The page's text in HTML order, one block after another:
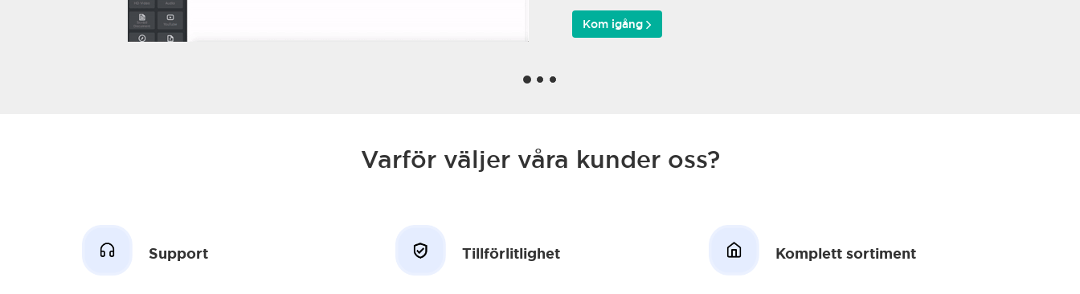
Kom igång
Varför väljer våra kunder oss?
Support Tillförlitlighet Komplett sortiment